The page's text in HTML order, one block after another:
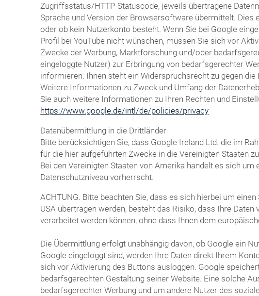
Zugriffsstatus/HTTP-Statuscode, jeweils übertragene
Sprache und Version der Browsersoftware übermittelt. Dies
oder ob kein Nutzerkonto besteht. Wenn Sie bei Google
Profil bei YouTube nicht wünschen, müssen Sie sich vor
Zwecke der Werbung, Marktforschung und/oder
eingeloggte Nutzer) zur Erbringung von bedarfsgerechter
informieren. Ihnen steht ein Widerspruchsrecht zu gegen
Weitere Informationen zu Zweck und Umfang der
Sie auch weitere Informationen zu Ihren Rechten und
https://www.google.de/intl/de/policies/privacy
Datenübermittlung in die Drittländer
Bitte berücksichtigen Sie, dass Google Ireland Ltd. die im
für die hier aufgeführten Zwecke in die Vereinigten Staaten
Bei den Vereinigten Staaten von Amerika handelt es sich
Datenschutzniveau vorherrscht.
ACHTUNG. Bitte beachten Sie, dass es sich hierbei um
USA übertragen werden, besteht das Risiko, dass Ihre
verarbeitet werden können, ohne dass Ihnen dem
Die Übermittlung erfolgt unabhängig davon, ob Google ein
Google eingeloggt sind, werden Ihre Daten direkt Ihrem
sich vor Aktivierung des Buttons ausloggen. Google
bedarfsgerechten Gestaltung seiner Website. Eine solche
bedarfsgerechter Werbung und um andere Nutzer des